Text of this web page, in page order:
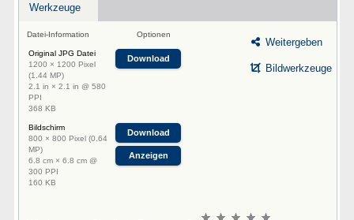
Werkzeuge
Datei-Information Optionen
Original JPG Datei
1200 × 1200 Pixel
(1.44 MP)
2.1 in × 2.1 in @ 580
PPI
368 KB
Download
Bildschirm
800 × 800 Pixel (0.64
MP)
6.8 cm × 6.8 cm @
300 PPI
160 KB
Download
Anzeigen
Weitergeben
Bildwerkzeuge